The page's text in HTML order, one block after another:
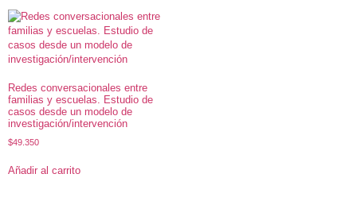
Redes conversacionales entre
familias y escuelas. Estudio de
casos desde un modelo de
investigación/intervención
$49.350
Añadir al carrito